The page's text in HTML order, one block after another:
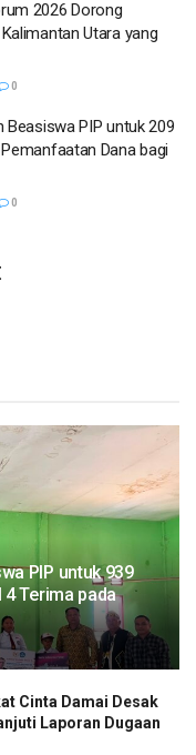
2026 Dorong
Utara yang
0
Beasiswa PIP untuk 209
Dana bagi
0
PIP untuk 939
4 Terima pada
Cinta Damai Desak
Laporan Dugaan